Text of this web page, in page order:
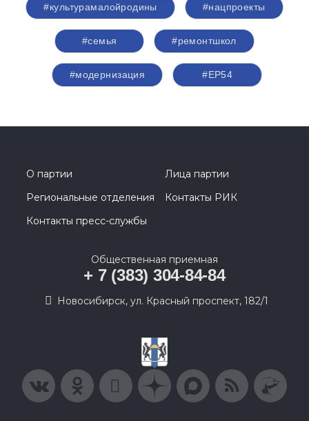
#культурамалойродины #нацпроекты
#семья #ремонтшкол
#модернизация #ЕР54
О партии
Лица партии
Региональные отделения
Контакты РИК
Контакты пресс-службы
Общественная приемная
+ 7 (383) 304-84-84
Новосибирск, ул. Красный проспект, 182/1